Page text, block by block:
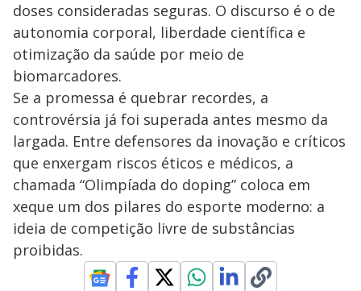
doses consideradas seguras. O discurso é o de
autonomia corporal, liberdade científica e
otimização da saúde por meio de
biomarcadores.
Se a promessa é quebrar recordes, a
controvérsia já foi superada antes mesmo da
largada. Entre defensores da inovação e críticos
que enxergam riscos éticos e médicos, a
chamada “Olimpíada do doping” coloca em
xeque um dos pilares do esporte moderno: a
ideia de competição livre de substâncias
proibidas.